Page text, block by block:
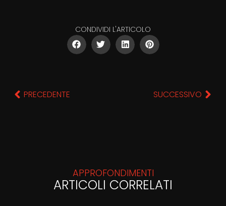
CONDIVIDI L'ARTICOLO
PRECEDENTE SUCCESSIVO
APPROFONDIMENTI
ARTICOLI CORRELATI